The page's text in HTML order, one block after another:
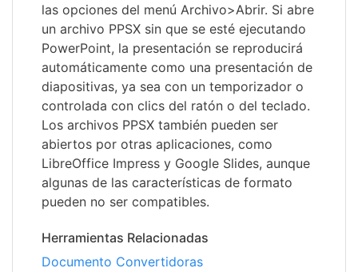
las opciones del menú Archivo>Abrir. Si abre
un archivo PPSX sin que se esté ejecutando
PowerPoint, la presentación se reproducirá
automáticamente como una presentación de
diapositivas, ya sea con un temporizador o
controlada con clics del ratón o del teclado.
Los archivos PPSX también pueden ser
abiertos por otras aplicaciones, como
LibreOffice Impress y Google Slides, aunque
algunas de las características de formato
pueden no ser compatibles.
Herramientas Relacionadas
Documento Convertidoras